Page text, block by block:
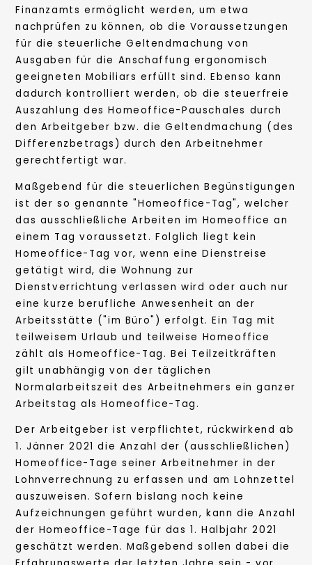
Finanzamts ermöglicht werden, um etwa
nachprüfen zu können, ob die Voraussetzungen
für die steuerliche Geltendmachung von
Ausgaben für die Anschaffung ergonomisch
geeigneten Mobiliars erfüllt sind. Ebenso kann
dadurch kontrolliert werden, ob die steuerfreie
Auszahlung des Homeoffice-Pauschales durch
den Arbeitgeber bzw. die Geltendmachung (des
Differenzbetrags) durch den Arbeitnehmer
gerechtfertigt war.
Maßgebend für die steuerlichen Begünstigungen
ist der so genannte "Homeoffice-Tag", welcher
das ausschließliche Arbeiten im Homeoffice an
einem Tag voraussetzt. Folglich liegt kein
Homeoffice-Tag vor, wenn eine Dienstreise
getätigt wird, die Wohnung zur
Dienstverrichtung verlassen wird oder auch nur
eine kurze berufliche Anwesenheit an der
Arbeitsstätte ("im Büro") erfolgt. Ein Tag mit
teilweisem Urlaub und teilweise Homeoffice
zählt als Homeoffice-Tag. Bei Teilzeitkräften
gilt unabhängig von der täglichen
Normalarbeitszeit des Arbeitnehmers ein ganzer
Arbeitstag als Homeoffice-Tag.
Der Arbeitgeber ist verpflichtet, rückwirkend ab
1. Jänner 2021 die Anzahl der (ausschließlichen)
Homeoffice-Tage seiner Arbeitnehmer in der
Lohnverrechnung zu erfassen und am Lohnzettel
auszuweisen. Sofern bislang noch keine
Aufzeichnungen geführt wurden, kann die Anzahl
der Homeoffice-Tage für das 1. Halbjahr 2021
geschätzt werden. Maßgebend sollen dabei die